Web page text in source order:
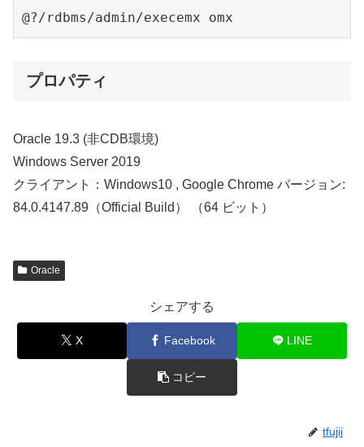
@?/rdbms/admin/execemx omx
プロパティ
Oracle 19.3 (非CDB環境)
Windows Server 2019
クライアント：Windows10 , Google Chrome バージョン:
84.0.4147.89（Official Build） （64 ビット）
Oracle
シェアする
X Facebook LINE
コピー
tfujii